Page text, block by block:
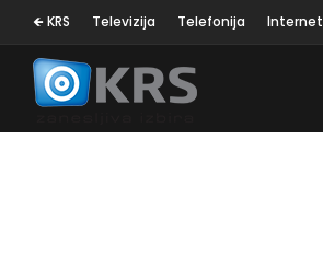
🡸 KRS Televizija Telefonija Internet